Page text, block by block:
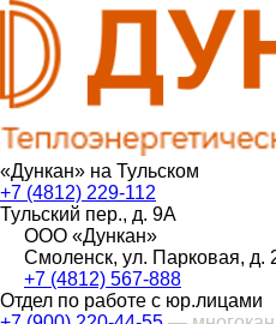
«Дункан» на Тульском
+7 (4812) 229-112
Тульский пер., д. 9А
ООО «Дункан»
Смоленск, ул. Парковая, д.
+7 (4812) 567-888
Отдел по работе с юр.лицами